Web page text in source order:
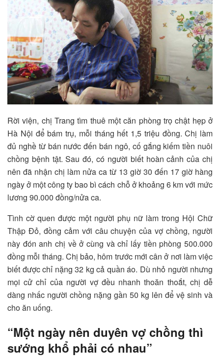
Rời viện, chị Trang tìm thuê một căn phòng trọ chật hẹp ở
Hà Nội để bám trụ, mỗi tháng hết 1,5 triệu đồng. Chị làm
đủ nghề từ bán nước đến bán ngô, cố gắng kiếm tiền nuôi
chồng bệnh tật. Sau đó, có người biết hoàn cảnh của chị
nên đã nhận chị làm nửa ca từ 13 giờ 30 đến 17 giờ hàng
ngày ở một công ty bao bì cách chỗ ở khoảng 6 km với mức
lương 90.000 đồng/nửa ca.
Tình cờ quen được một người phụ nữ làm trong Hội Chữ
Thập Đỏ, đồng cảm với câu chuyện của vợ chồng, người
này đón anh chị về ở cùng và chỉ lấy tiền phòng 500.000
đồng mỗi tháng. Chị bảo, hôm trước mới cân ở nơi làm việc
biết được chỉ nặng 32 kg cả quần áo. Dù nhỏ người nhưng
mọi cử chỉ của người vợ đều nhanh thoăn thoắt, chị dễ
dàng nhấc người chồng nặng gần 50 kg lên để vệ sinh và
cho ăn uống.
“Một ngày nên duyên vợ chồng thì
sướng khổ phải có nhau”